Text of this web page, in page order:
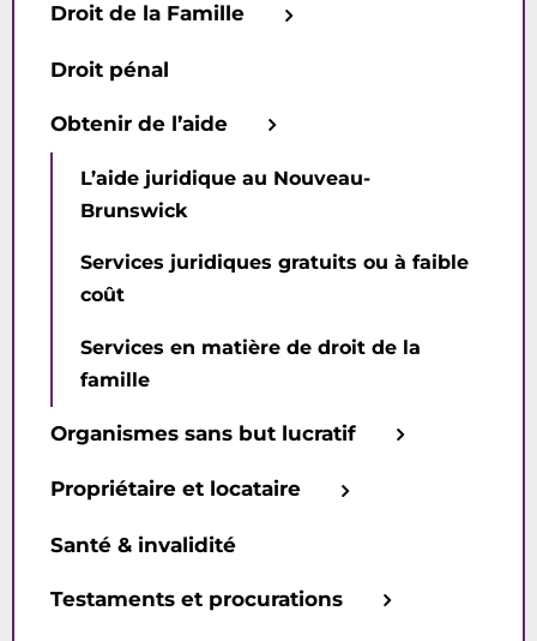
Droit de la Famille
Droit pénal
Obtenir de l’aide
L’aide juridique au Nouveau-
Brunswick
Services juridiques gratuits ou à faible
coût
Services en matière de droit de la
famille
Organismes sans but lucratif
Propriétaire et locataire
Santé & invalidité
Testaments et procurations